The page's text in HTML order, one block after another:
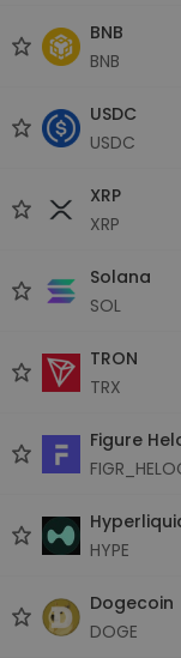
BNB
BNB
USDC
USDC
XRP
XRP
Solana
SOL
TRON
TRX
Figure
HYPE
Dogecoin
DOGE